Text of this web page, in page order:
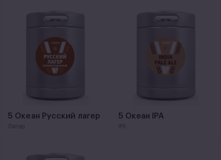
5 Океан Русский лагер
Лагер
5 Океан IPA
IPA